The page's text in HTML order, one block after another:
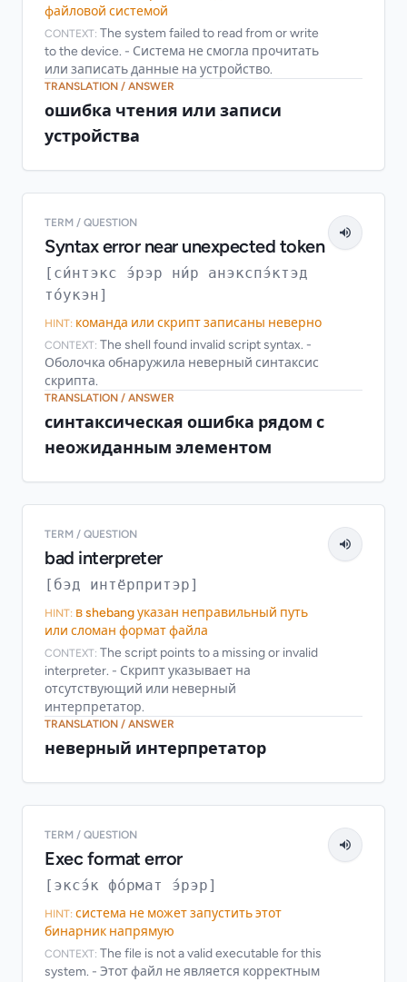
файловой системой
CONTEXT: The system failed to read from or write
to the device. - Система не смогла прочитать
или записать данные на устройство.
TRANSLATION / ANSWER
ошибка чтения или записи
устройства
TERM / QUESTION
Syntax error near unexpected token
[си́нтэкс э́рэр ни́р анэкспэ́ктэд
то́укэн]
HINT: команда или скрипт записаны неверно
CONTEXT: The shell found invalid script syntax. -
Оболочка обнаружила неверный синтаксис
скрипта.
TRANSLATION / ANSWER
синтаксическая ошибка рядом с
неожиданным элементом
TERM / QUESTION
bad interpreter
[бэд интёрпритэр]
HINT: в shebang указан неправильный путь
или сломан формат файла
CONTEXT: The script points to a missing or invalid
interpreter. - Скрипт указывает на
отсутствующий или неверный
интерпретатор.
TRANSLATION / ANSWER
неверный интерпретатор
TERM / QUESTION
Exec format error
[эксэ́к фо́рмат э́рэр]
HINT: система не может запустить этот
бинарник напрямую
CONTEXT: The file is not a valid executable for this
system. - Этот файл не является корректным